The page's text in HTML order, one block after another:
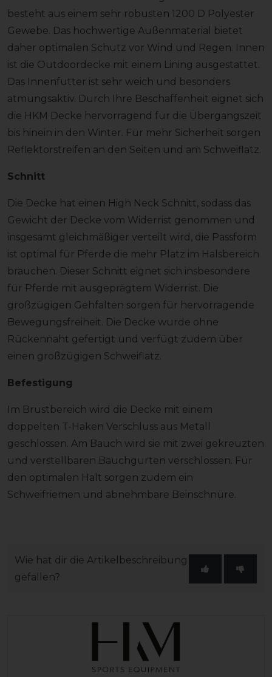
besteht aus einem sehr robusten 1200 D Polyester
Gewebe. Das hochwertige Außenmaterial bietet
daher optimalen Schutz vor Wind und Regen. Innen
ist die Outdoordecke mit einem Lining ausgestattet.
Das Innenfutter ist sehr weich und besonders
atmungsaktiv. Durch Ihre Beschaffenheit eignet sich
die HKM Decke hervorragend für die Übergangszeit
bis hinein in den Winter. Für mehr Sicherheit sorgen
Reflektorstreifen an den Seiten und am Schweiflatz.
Schnitt
Die Decke hat einen High Neck Schnitt, sodass das
Gewicht der Decke vom Widerrist genommen und
insgesamt gleichmäßiger verteilt wird, die Passform
ist optimal für Pferde die mehr Platz im Halsbereich
brauchen. Dieser Schnitt eignet sich insbesondere
für Pferde mit ausgeprägtem Widerrist. Die
großzügigen Gehfalten sorgen für hervorragende
Bewegungsfreiheit. Die Decke wurde ohne
Rückennaht gefertigt und verfügt zudem über
einen großzügigen Schweiflatz.
Befestigung
Im Brustbereich wird die Decke mit einem
doppelten T-Haken Verschluss aus Metall
geschlossen. Am Bauch wird sie mit zwei gekreuzten
und verstellbaren Bauchgurten verschlossen. Für
den optimalen Halt sorgen zudem ein
Schweifriemen und abnehmbare Beinschnüre.
Wie hat dir die Artikelbeschreibung
gefallen?